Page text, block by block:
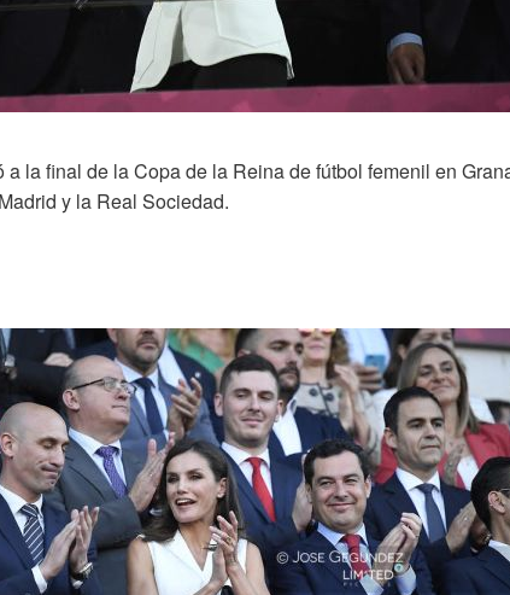
a la final de la Copa de la Reina de fútbol femenil en
y la Real Sociedad.